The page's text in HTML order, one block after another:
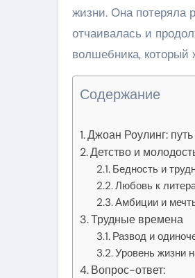
жизни. Она потеряла
отчаивалась и
волшебника, который
Содержание
Джоан Роулинг:
Детство и
Бедность и
Любовь к
Амбиции и
Трудные времена
Развод и
Уровень жизни
Вопрос-ответ: